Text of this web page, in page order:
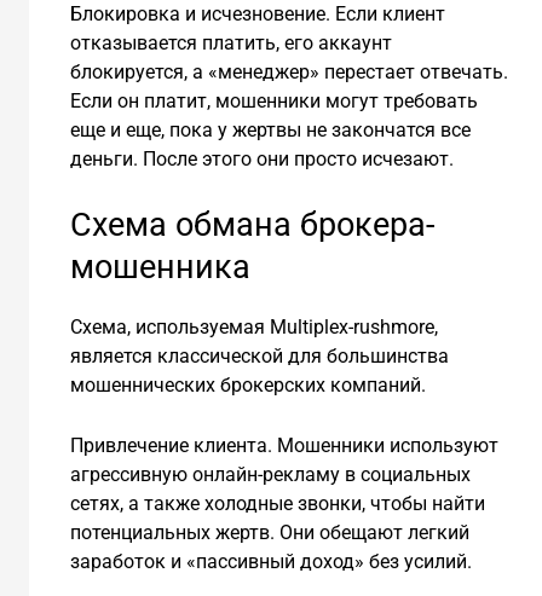
Блокировка и исчезновение. Если клиент
отказывается платить, его аккаунт
блокируется, а «менеджер» перестает отвечать.
Если он платит, мошенники могут требовать
еще и еще, пока у жертвы не закончатся все
деньги. После этого они просто исчезают.
Схема обмана брокера-
мошенника
Схема, используемая Multiplex-rushmore,
является классической для большинства
мошеннических брокерских компаний.
Привлечение клиента. Мошенники используют
агрессивную онлайн-рекламу в социальных
сетях, а также холодные звонки, чтобы найти
потенциальных жертв. Они обещают легкий
заработок и «пассивный доход» без усилий.